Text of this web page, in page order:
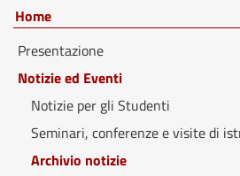
Home
Presentazione
Notizie ed Eventi
Notizie per gli Studenti
Seminari, conferenze e visite di
Archivio notizie